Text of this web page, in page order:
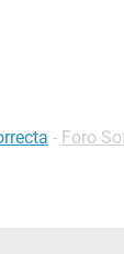
- Foro